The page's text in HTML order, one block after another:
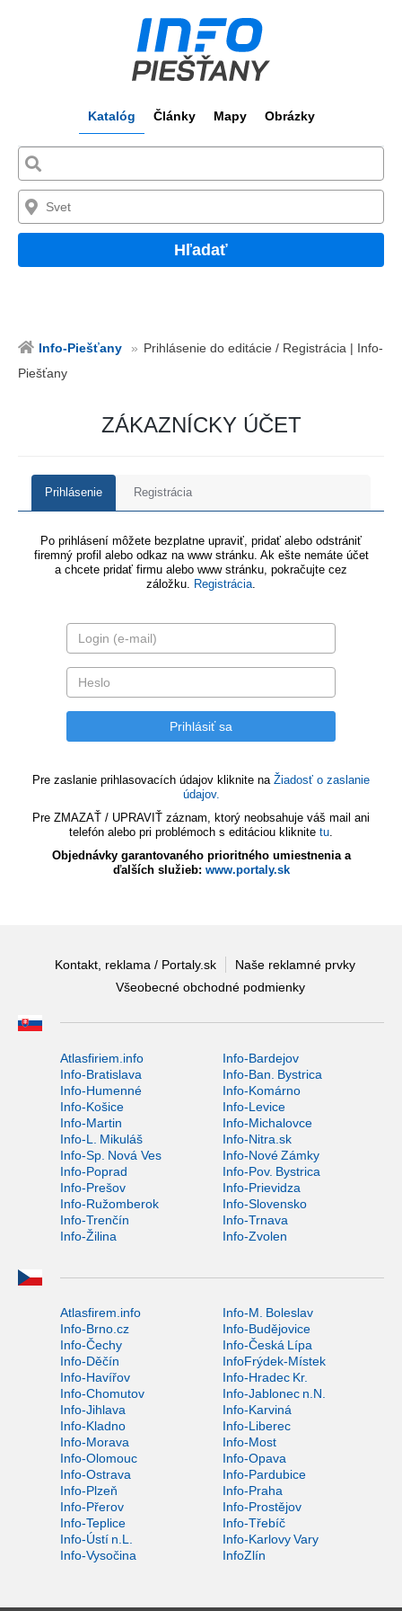
Katalóg Články Mapy Obrázky
Hľadať
Info-Piešťany
Prihlásenie do editácie / Registrácia | Info-
Piešťany
ZÁKAZNÍCKY ÚČET
Prihlásenie Registrácia
Po prihlásení môžete bezplatne upraviť, pridať alebo odstrániť
firemný profil alebo odkaz na www stránku. Ak ešte nemáte účet
a chcete pridať firmu alebo www stránku, pokračujte cez
záložku. Registrácia.
Pre zaslanie prihlasovacích údajov kliknite na Žiadosť o zaslanie
údajov.
Pre ZMAZAŤ / UPRAVIŤ záznam, ktorý neobsahuje váš mail ani
telefón alebo pri problémoch s editáciou kliknite tu.
Objednávky garantovaného prioritného umiestnenia a
ďalších služieb: www.portaly.sk
Kontakt, reklama / Portaly.sk
Naše reklamné prvky
Všeobecné obchodné podmienky
Atlasfiriem.info
Info-Bardejov
Info-Bratislava
Info-Ban. Bystrica
Info-Humenné
Info-Komárno
Info-Košice
Info-Levice
Info-Martin
Info-Michalovce
Info-L. Mikuláš
Info-Nitra.sk
Info-Sp. Nová Ves
Info-Nové Zámky
Info-Poprad
Info-Pov. Bystrica
Info-Prešov
Info-Prievidza
Info-Ružomberok
Info-Slovensko
Info-Trenčín
Info-Trnava
Info-Žilina
Info-Zvolen
Atlasfirem.info
Info-M. Boleslav
Info-Brno.cz
Info-Budějovice
Info-Čechy
Info-Česká Lípa
Info-Děčín
InfoFrýdek-Místek
Info-Havířov
Info-Hradec Kr.
Info-Chomutov
Info-Jablonec n.N.
Info-Jihlava
Info-Karviná
Info-Kladno
Info-Liberec
Info-Morava
Info-Most
Info-Olomouc
Info-Opava
Info-Ostrava
Info-Pardubice
Info-Plzeň
Info-Praha
Info-Přerov
Info-Prostějov
Info-Teplice
Info-Třebíč
Info-Ústí n.L.
Info-Karlovy Vary
Info-Vysočina
InfoZlín